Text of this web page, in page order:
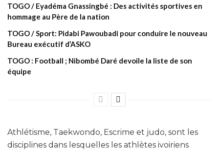
TOGO / Eyadéma Gnassingbé : Des activités sportives en
hommage au Père de la nation
TOGO / Sport: Pidabi Pawoubadi pour conduire le nouveau
Bureau exécutif d’ASKO
TOGO : Football ; Nibombé Daré devoile la liste de son
équipe
Athlétisme, Taekwondo, Escrime et judo, sont les
disciplines dans lesquelles les athlètes ivoiriens